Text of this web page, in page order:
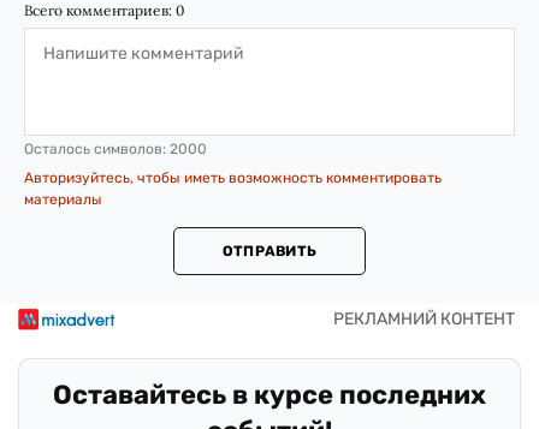
Всего комментариев: 0
Осталось символов: 2000
Авторизуйтесь, чтобы иметь возможность комментировать
материалы
ОТПРАВИТЬ
Оставайтесь в курсе последних